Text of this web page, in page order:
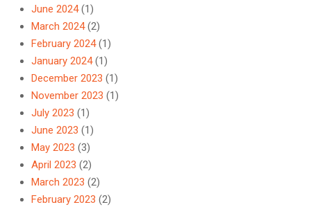
June 2024(1)
March 2024(2)
February 2024(1)
January 2024(1)
December 2023 (1)
November 2023 (1)
July 2023 (1)
June 2023 (1)
May 2023 (3)
April 2023 (2)
March 2023 (2)
February 2023 (2)